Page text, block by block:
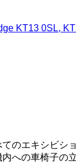
KT13 0SL,
てのエキシビシ
への車椅子の